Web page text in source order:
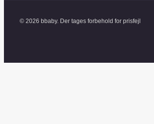
© 2026 bbaby. Der tages forbehold for prisfejl